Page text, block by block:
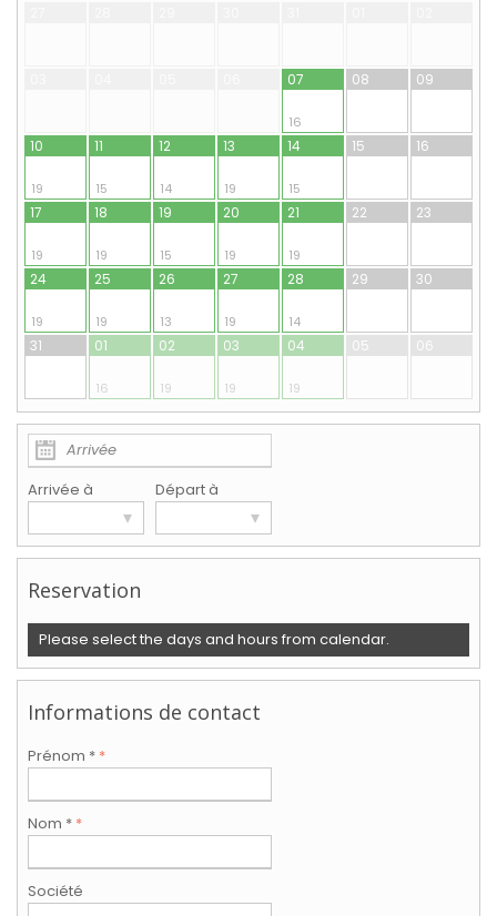
07
16
08 09
10
19
11
15
12
14
13
19
14
15
15 16
17
19
18
19
19
15
20
19
21
19
22 23
24
19
25
19
26
13
27
19
28
14
29 30
31 01
16
02
19
03
19
04
19
05 06
Arrivée à
▾
Départ à
▾
Reservation
Please select the days and hours from calendar.
Informations de contact
Prénom * *
Nom * *
Société